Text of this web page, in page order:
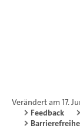
Verändert am 17.
Feedback